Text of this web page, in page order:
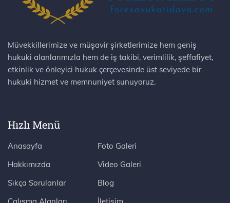
Müvekkillerimize ve müşavir şirketlerimize hem geniş
hukuki alanlarımızla hem de iş takibi, verimlilik, şeffafiyet,
etkinlik ve önleyici hukuk çerçevesinde üst seviyede bir
hukuki hizmet ve memnuniyet sunuyoruz.
Hızlı Menü
Anasayfa
Hakkımızda
Sıkça Sorulanlar
Foto Galeri
Video Galeri
Blog